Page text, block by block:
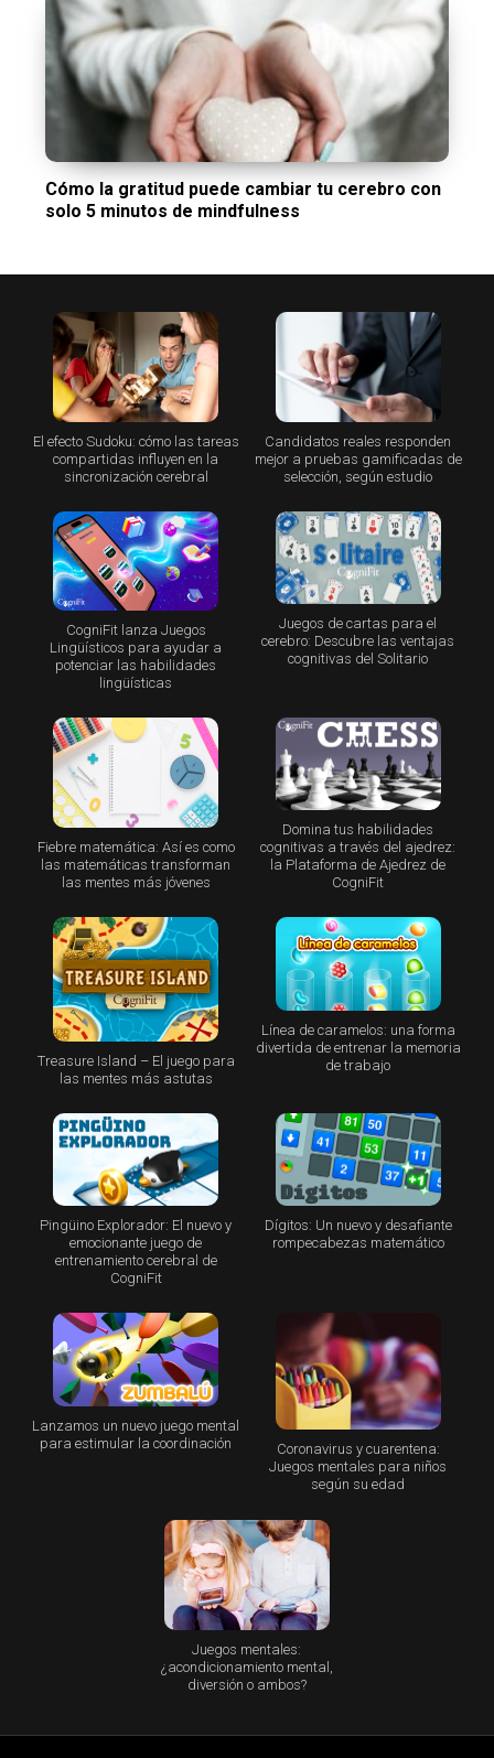
Cómo la gratitud puede cambiar tu cerebro con
solo 5 minutos de mindfulness
El efecto Sudoku: cómo las tareas
compartidas influyen en la
sincronización cerebral
Candidatos reales responden
mejor a pruebas gamificadas de
selección, según estudio
CogniFit lanza Juegos
Lingüísticos para ayudar a
potenciar las habilidades
lingüísticas
Juegos de cartas para el
cerebro: Descubre las ventajas
cognitivas del Solitario
Fiebre matemática: Así es como
las matemáticas transforman
las mentes más jóvenes
Domina tus habilidades
cognitivas a través del ajedrez:
la Plataforma de Ajedrez de
CogniFit
Treasure Island – El juego para
las mentes más astutas
Línea de caramelos: una forma
divertida de entrenar la memoria
de trabajo
Pingüino Explorador: El nuevo y
emocionante juego de
entrenamiento cerebral de
CogniFit
Dígitos: Un nuevo y desafiante
rompecabezas matemático
Lanzamos un nuevo juego mental
para estimular la coordinación
Coronavirus y cuarentena:
Juegos mentales para niños
según su edad
Juegos mentales:
¿acondicionamiento mental,
diversión o ambos?